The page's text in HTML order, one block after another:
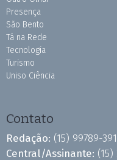
Presença
São Bento
Tá na Rede
Tecnologia
Turismo
Uniso Ciência
Contato
Redação: (15) 99789-
Central/Assinante: (15)